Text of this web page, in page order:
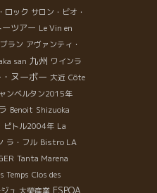
ロック サロン・ビオ・
ツアー Le Vin en
ラン アヴァンティ・
san 九州 ワインラ
ヌーボー 大近 Côte
ンベルタン2015年
Benoit Shizuoka
ピトル2004年 La
ラ・フル Bistro LA
Tanta Marena
Temps Clos des
ESPOA